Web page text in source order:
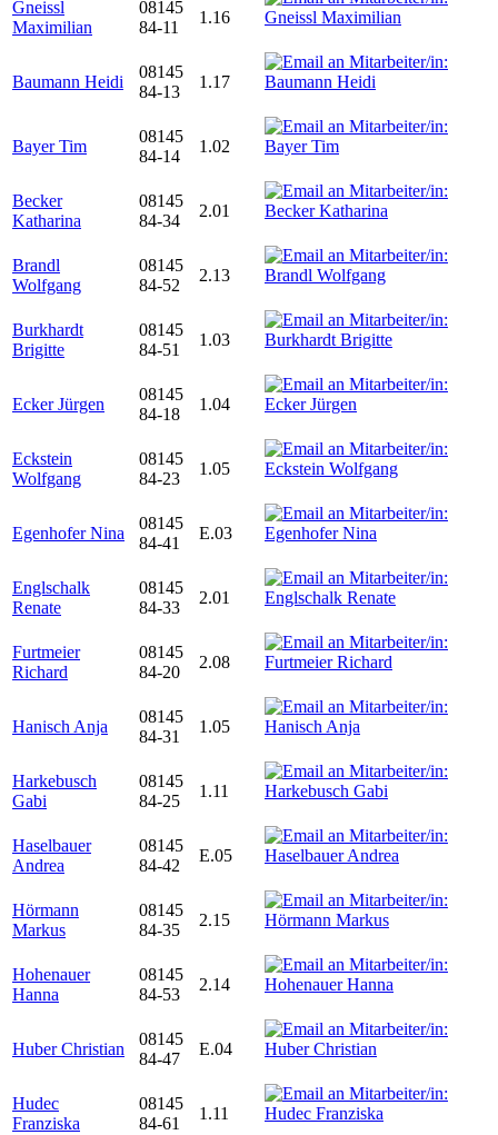
Gneissl
Maximilian
08145
84-11
1.16
Baumann Heidi
08145
84-13
1.17
Bayer Tim
08145
84-14
1.02
Becker
Katharina
08145
84-34
2.01
Brandl
Wolfgang
08145
84-52
2.13
Burkhardt
Brigitte
08145
84-51
1.03
Ecker Jürgen
08145
84-18
1.04
Eckstein
Wolfgang
08145
84-23
1.05
Egenhofer Nina
08145
84-41
E.03
Englschalk
Renate
08145
84-33
2.01
Furtmeier
Richard
08145
84-20
2.08
Hanisch Anja
08145
84-31
1.05
Harkebusch
Gabi
08145
84-25
1.11
Haselbauer
Andrea
08145
84-42
E.05
Hörmann
Markus
08145
84-35
2.15
Hohenauer
Hanna
08145
84-53
2.14
Huber Christian
08145
84-47
E.04
Hudec
Franziska
08145
84-61
1.11